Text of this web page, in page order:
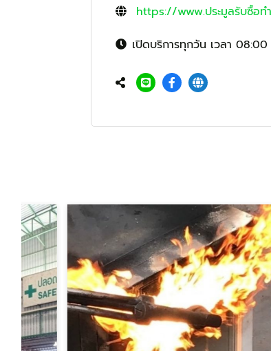
https://www.ประมูลรับซื้อท
เปิดบริการทุกวัน เวลา